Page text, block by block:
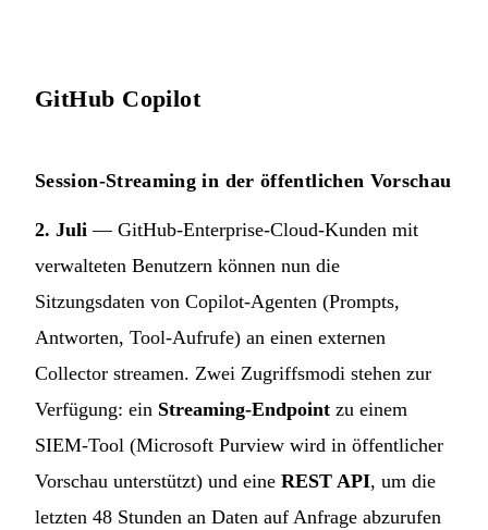
GitHub Copilot
Session-Streaming in der öffentlichen Vorschau
2. Juli — GitHub-Enterprise-Cloud-Kunden mit
verwalteten Benutzern können nun die
Sitzungsdaten von Copilot-Agenten (Prompts,
Antworten, Tool-Aufrufe) an einen externen
Collector streamen. Zwei Zugriffsmodi stehen zur
Verfügung: ein Streaming-Endpoint zu einem
SIEM-Tool (Microsoft Purview wird in öffentlicher
Vorschau unterstützt) und eine REST API, um die
letzten 48 Stunden an Daten auf Anfrage abzurufen